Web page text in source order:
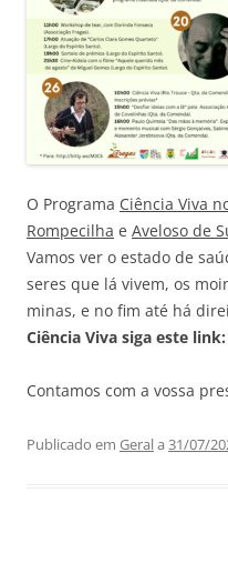
O Programa Ciência Viva
Rompecilha e Aveloso de
Vamos ver o estado de
seres que lá vivem, os
minas, e no fim até há
Ciência Viva siga este link:
Contamos com a vossa
Publicado em Gerala 31/07/